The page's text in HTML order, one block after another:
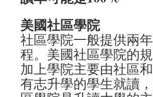
美國社區學院
社區學院一般提供兩
程。美國社區學院的
加上學院主要由社區
有志升學的學生就讀